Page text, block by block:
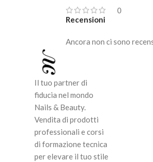
0
Recensioni
Ancora non ci sono
Il tuo partner di
fiducia nel mondo
Nails & Beauty.
Vendita di prodotti
professionali e corsi
di formazione tecnica
per elevare il tuo stile